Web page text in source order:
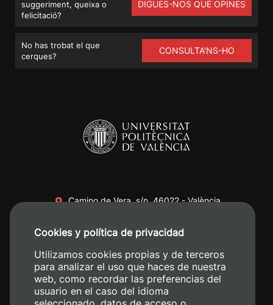
suggeriment, queixa o
felicitació?
DIGUES-NOS QUÈ OPINES
No has trobat el que
cerques?
CONSULTA'NS-HO
Camino de Vera, s/n. 46022 - València
+34 620 04 00 50
Cookies y política de privacidad
Utilizamos cookies propias y de terceros
para analizar el uso que haces de nuestra
web, como recordar las preferencias del
usuario en el caso del idioma